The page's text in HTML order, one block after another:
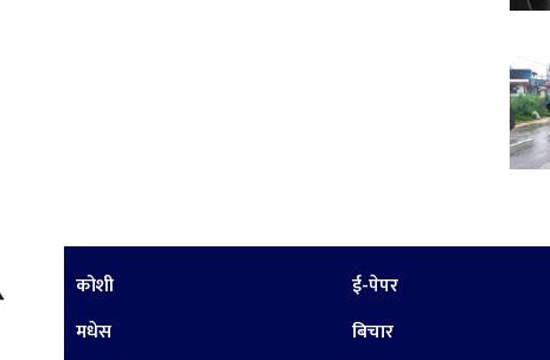
कोशी
मधेस
ई-पेपर
बिचार